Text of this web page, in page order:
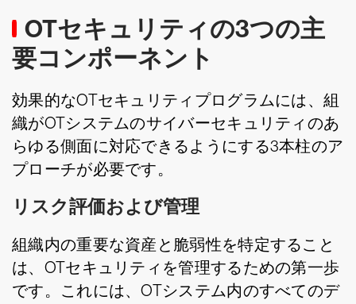
OTセキュリティの3つの主
要コンポーネント
効果的なOTセキュリティプログラムには、組
織がOTシステムのサイバーセキュリティのあ
らゆる側面に対応できるようにする3本柱のア
プローチが必要です。
リスク評価および管理
組織内の重要な資産と脆弱性を特定すること
は、OTセキュリティを管理するための第一歩
です。これには、OTシステム内のすべてのデ